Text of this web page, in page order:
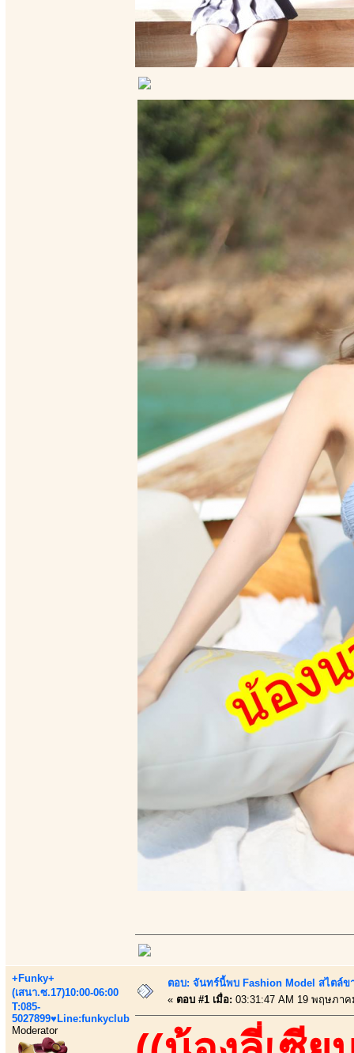
+Funky+
(เสนา.ซ.17)10:00-06:00
T:085-
5027899♥Line:funkyclub
Moderator
ตอบ: จันทร์นี้พบ Fashion Model สไตล์ข
« ตอบ #1 เมื่อ: 03:31:47 AM 19 พฤษภาค